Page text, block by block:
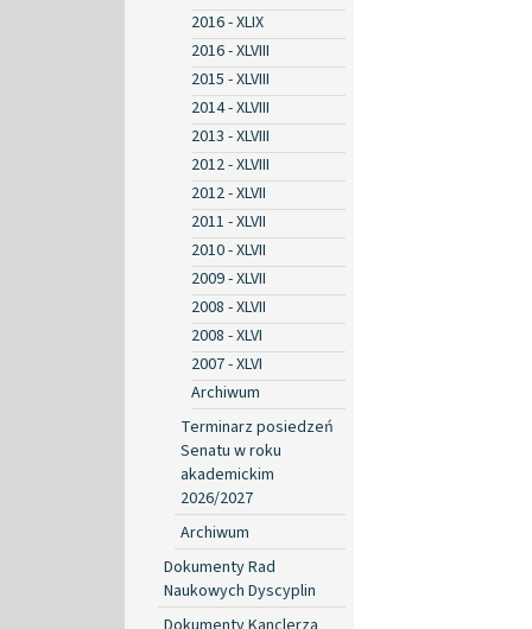
2016 - XLIX
2016 - XLVIII
2015 - XLVIII
2014 - XLVIII
2013 - XLVIII
2012 - XLVIII
2012 - XLVII
2011 - XLVII
2010 - XLVII
2009 - XLVII
2008 - XLVII
2008 - XLVI
2007 - XLVI
Archiwum
Terminarz posiedzeń
Senatu w roku
akademickim
2026/2027
Archiwum
Dokumenty Rad
Naukowych Dyscyplin